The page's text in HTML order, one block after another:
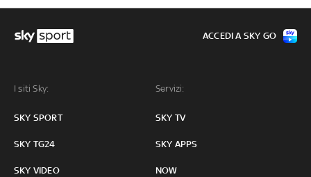
I siti Sky:
SKY SPORT
SKY TG24
SKY VIDEO
Servizi:
SKY TV
SKY APPS
NOW
ACCEDI A SKY GO